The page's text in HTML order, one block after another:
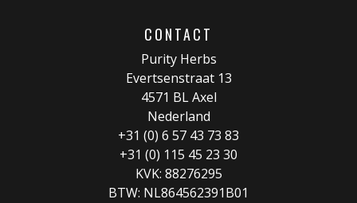
CONTACT
Purity Herbs
Evertsenstraat 13
4571 BL Axel
Nederland
+31 (0) 6 57 43 73 83
+31 (0) 115 45 23 30
KVK: 88276295
BTW: NL864562391B01